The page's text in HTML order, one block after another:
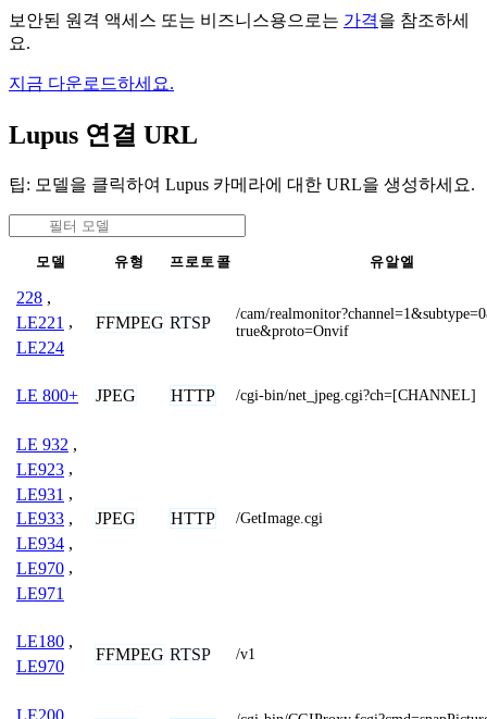
보안된 원격 액세스 또는 비즈니스용으로는 가격을 참조하세
요.
지금 다운로드하세요.
Lupus 연결 URL
팁: 모델을 클릭하여 Lupus 카메라에 대한 URL을 생성하세요.
모델 유형 프로토콜 유알엘
228 ,
LE221 ,
LE224
FFMPEG RTSP
/cam/
true&proto=Onvif
LE 800+ JPEG HTTP /cgi-bin/net_jpeg.cgi?ch=[CHANNEL]
LE 932 ,
LE923 ,
LE931 ,
LE933 ,
LE934 ,
LE970 ,
LE971
JPEG HTTP /GetImage.cgi
LE180 ,
LE970
FFMPEG RTSP /v1
LE200